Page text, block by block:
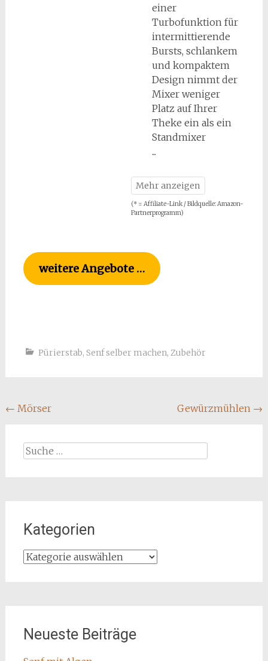
einer
Turbofunktion für
intermittierende
Bursts, schlankem
und kompaktem
Design nimmt der
Mixer weniger
Platz auf Ihrer
Theke ein als ein
Standmixer
(* = Affiliate-Link / Bildquelle: Amazon-
Partnerprogramm)
weitere Angebote …
Pürierstab, Senf selber machen, Zubehör
Beitragsnavigation
← Mörser Gewürzmühlen →
Suche
nach:
Kategorien
Kategorien
Neueste Beiträge